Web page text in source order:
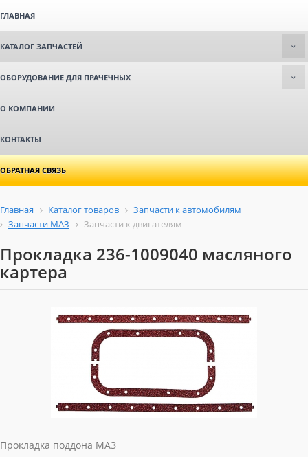
ГЛАВНАЯ
КАТАЛОГ ЗАПЧАСТЕЙ
ОБОРУДОВАНИЕ ДЛЯ ПРАЧЕЧНЫХ
О КОМПАНИИ
КОНТАКТЫ
ОБРАТНАЯ СВЯЗЬ
Главная Каталог товаров
Запчасти к автомобилям
Запчасти МАЗ
Запчасти к двигателям
Прокладка 236-1009040 масляного
картера
Прокладка поддона МАЗ